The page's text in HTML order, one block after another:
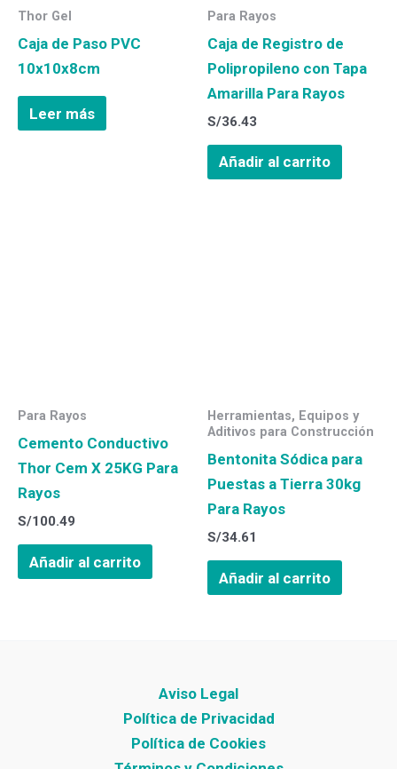
Thor Gel
Caja de Paso PVC
10x10x8cm
Leer más
Para Rayos
Caja de Registro de
Polipropileno con Tapa
Amarilla Para Rayos
S/36.43
Añadir al carrito
Para Rayos
Cemento Conductivo
Thor Cem X 25KG Para
Rayos
S/100.49
Añadir al carrito
Herramientas, Equipos y
Aditivos para Construcción
Bentonita Sódica para
Puestas a Tierra 30kg
Para Rayos
S/34.61
Añadir al carrito
Aviso Legal
Política de Privacidad
Política de Cookies